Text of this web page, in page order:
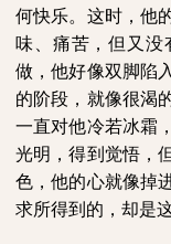
何快乐。这时，他
味、痛苦，但又没
做，他好像双脚陷
的阶段，就像很渴
一直对他冷若冰霜
光明，得到觉悟，
色，他的心就像掉
求所得到的，却是